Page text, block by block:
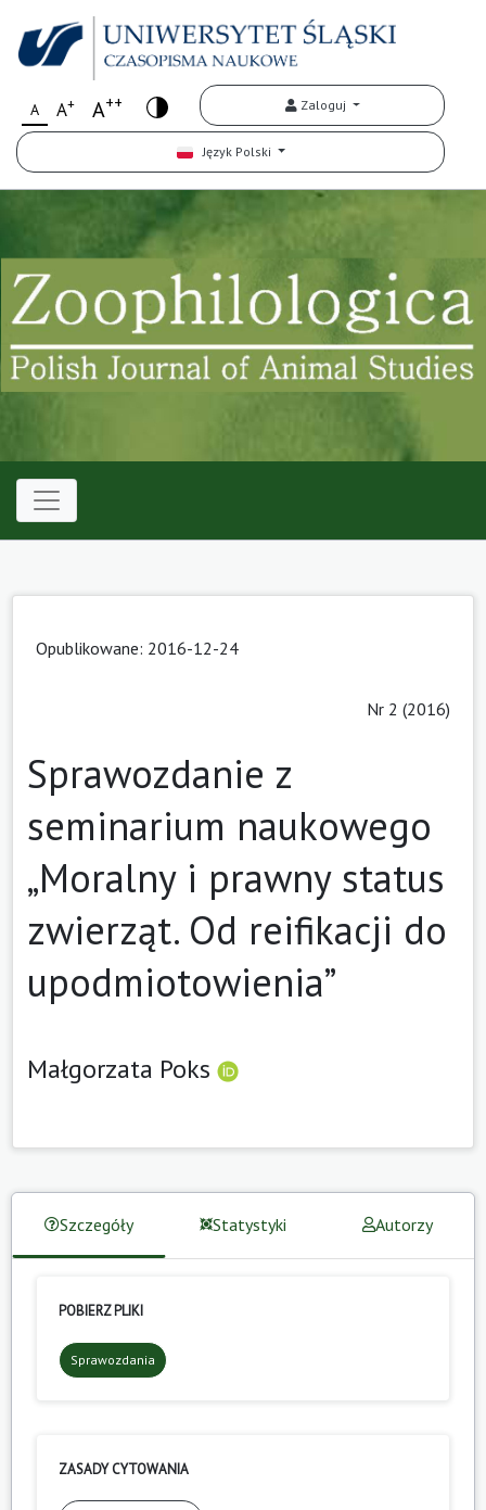
A A+ A++ Zaloguj
Język Polski
Opublikowane: 2016-12-24
Nr 2 (2016)
Sprawozdanie z
seminarium naukowego
„Moralny i prawny status
zwierząt. Od reifikacji do
upodmiotowienia”
Małgorzata Poks
Szczegóły Statystyki Autorzy
POBIERZ PLIKI
Sprawozdania
ZASADY CYTOWANIA